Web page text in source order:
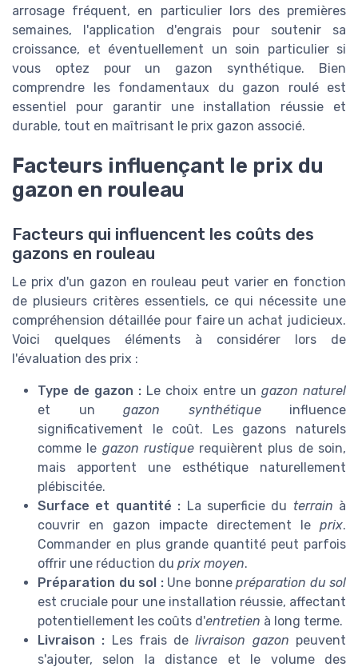
arrosage fréquent, en particulier lors des premières
semaines, l'application d'engrais pour soutenir sa
croissance, et éventuellement un soin particulier si
vous optez pour un gazon synthétique. Bien
comprendre les fondamentaux du gazon roulé est
essentiel pour garantir une installation réussie et
durable, tout en maîtrisant le prix gazon associé.
Facteurs influençant le prix du
gazon en rouleau
Facteurs qui influencent les coûts des
gazons en rouleau
Le prix d'un gazon en rouleau peut varier en fonction
de plusieurs critères essentiels, ce qui nécessite une
compréhension détaillée pour faire un achat judicieux.
Voici quelques éléments à considérer lors de
l'évaluation des prix :
Type de gazon : Le choix entre un gazon naturel
et un gazon synthétiqueinfluence
significativement le coût. Les gazons naturels
comme le gazon rustiquerequièrent plus de soin,
mais apportent une esthétique naturellement
plébiscitée.
Surface et quantité : La superficie du terrain à
couvrir en gazon impacte directement le prix.
Commander en plus grande quantité peut parfois
offrir une réduction du prix moyen.
Préparation du sol :Une bonne préparation du sol
est cruciale pour une installation réussie, affectant
potentiellement les coûts d'entretien à long terme.
Livraison : Les frais delivraison gazon peuvent
s'ajouter, selon la distance et le volume des